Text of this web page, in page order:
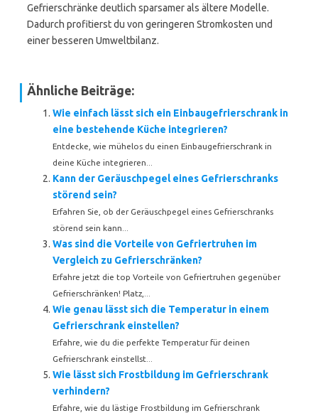
Gefrierschränke deutlich sparsamer als ältere Modelle.
Dadurch profitierst du von geringeren Stromkosten und
einer besseren Umweltbilanz.
Ähnliche Beiträge:
Wie einfach lässt sich ein Einbaugefrierschrank in
eine bestehende Küche integrieren?
Entdecke, wie mühelos du einen Einbaugefrierschrank in
deine Küche integrieren...
Kann der Geräuschpegel eines Gefrierschranks
störend sein?
Erfahren Sie, ob der Geräuschpegel eines Gefrierschranks
störend sein kann...
Was sind die Vorteile von Gefriertruhen im
Vergleich zu Gefrierschränken?
Erfahre jetzt die top Vorteile von Gefriertruhen gegenüber
Gefrierschränken! Platz,...
Wie genau lässt sich die Temperatur in einem
Gefrierschrank einstellen?
Erfahre, wie du die perfekte Temperatur für deinen
Gefrierschrank einstellst...
Wie lässt sich Frostbildung im Gefrierschrank
verhindern?
Erfahre, wie du lästige Frostbildung im Gefrierschrank